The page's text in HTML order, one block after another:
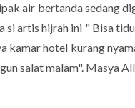
air bertanda sedang
si artis hijrah ini " Bisa
kamar hotel kurang
salat malam". Masya